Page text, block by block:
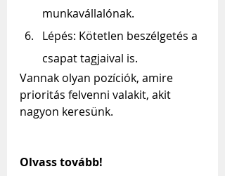
munkavállalónak.
Lépés: Kötetlen beszélgetés a
csapat tagjaival is.
Vannak olyan pozíciók, amire
prioritás felvenni valakit, akit
nagyon keresünk.
Olvass tovább!